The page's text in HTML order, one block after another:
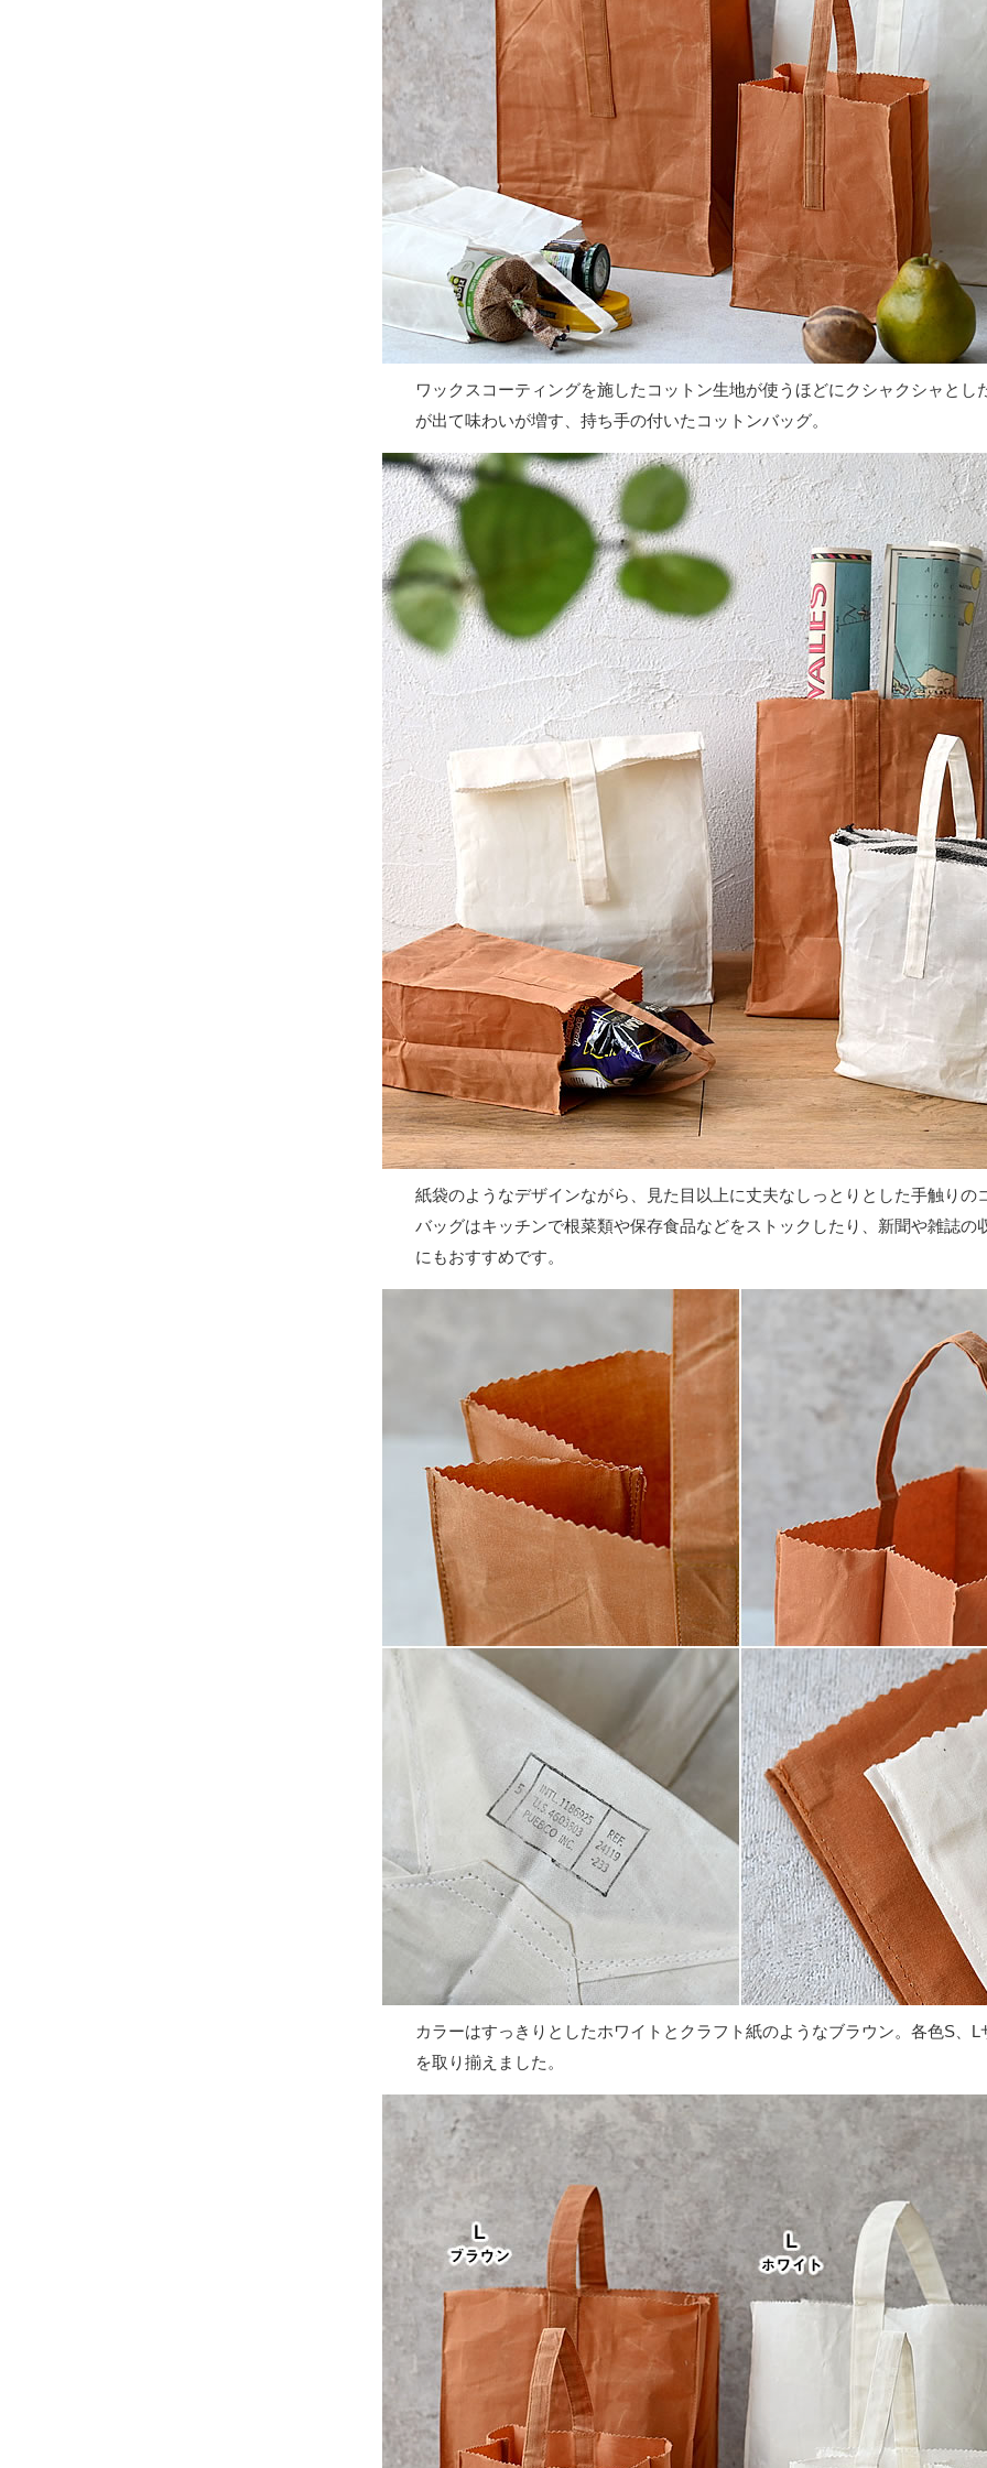
ワックスコーティングを施したコットン生地が使うほどにクシャクシャとし
が出て味わいが増す、持ち手の付いたコットンバッグ。
紙袋のようなデザインながら、見た目以上に丈夫なしっとりとした手触りの
バッグはキッチンで根菜類や保存食品などをストックしたり、新聞や雑誌の
にもおすすめです。
カラーはすっきりとしたホワイトとクラフト紙のようなブラウン。各色S、L
を取り揃えました。